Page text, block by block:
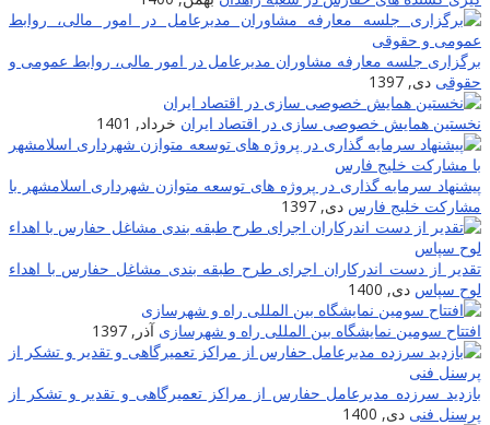
برگزاری جلسه معارفه مشاوران مدیرعامل در امور مالی، روابط عمومی و
حقوقی دی, 1397
نخستین همایش خصوصی سازی در اقتصاد ایران خرداد, 1401
پیشنهاد سرمایه گذاری در پروژه های توسعه متوازن شهرداری اسلامشهر با
مشارکت خلیج فارس دی, 1397
تقدیر از دست اندرکاران اجرای طرح طبقه بندی مشاغل حفارس با اهداء
لوح سپاس دی, 1400
افتتاح سومین نمایشگاه بین المللی راه و شهرسازی آذر, 1397
بازدید سرزده مدیرعامل حفارس از مراکز تعمیرگاهی و تقدیر و تشکر از
پرسنل فنی دی, 1400